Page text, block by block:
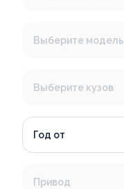
Выберите модель
Выберите кузов
Год от
Привод